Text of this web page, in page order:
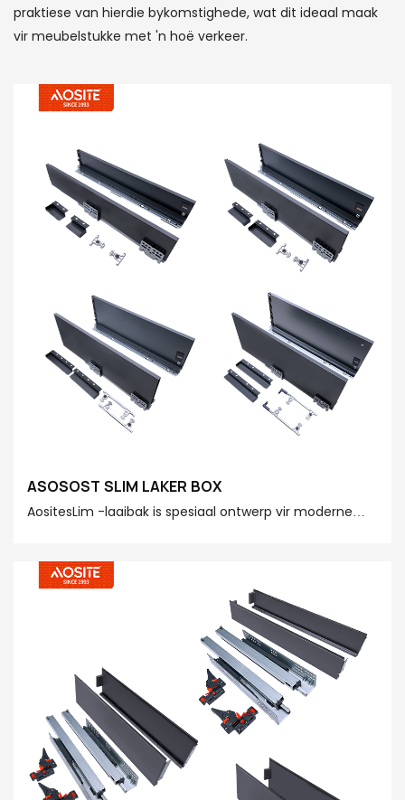
praktiese van hierdie bykomstighede, wat dit ideaal maak
vir meubelstukke met 'n hoë verkeer.
ASOSOST SLIM LAKER BOX
AositesLim -laaibak is spesiaal ontwerp vir moderne
verskillende style van ruimtes geïntegreer word, wat
aan u persoonlike opbergingsbehoeftes vir verskillende
ruimtes voldoen en die kwaliteit van u huis met
pragtige besonderhede verbeter